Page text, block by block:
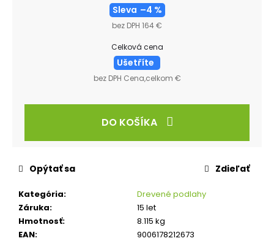
Sleva –4 %
bez DPH 164 €
Celková cena
Ušetříte
bez DPH Cena,celkom €
DO KOŠÍKA
Kategória:
Drevené podlahy
Záruka:
15 let
Hmotnosť:
8.115 kg
EAN:
9006178212673
Opýtať sa Zdieľať